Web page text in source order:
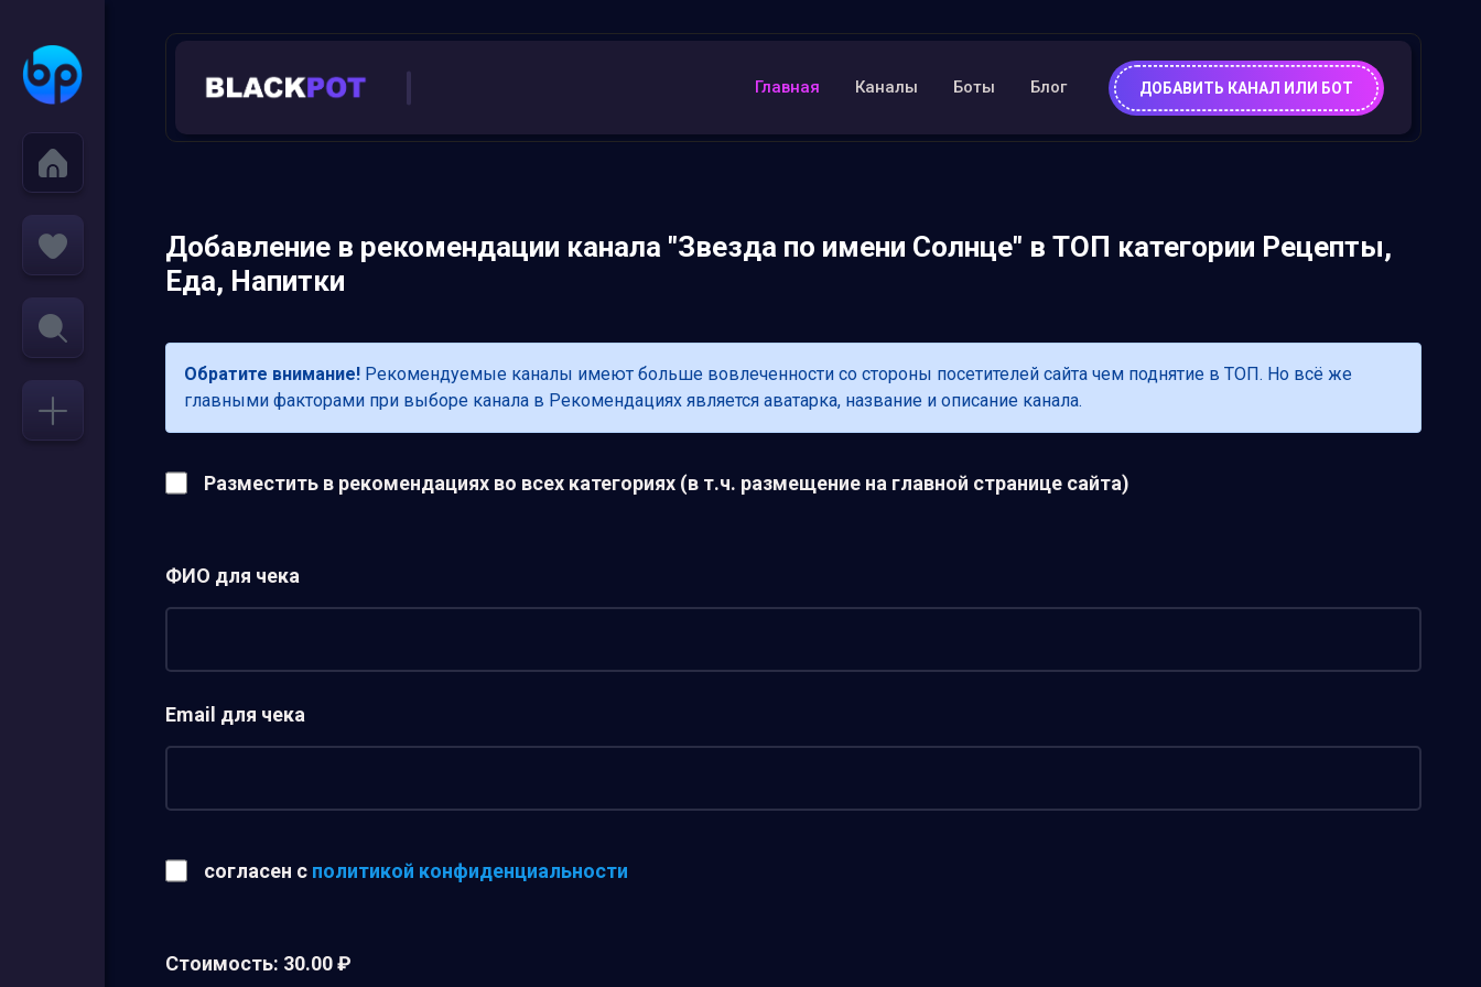
Главная Каналы Боты Блог ДОБАВИТЬ КАНАЛ ИЛИ БОТ
Добавление в рекомендации канала "Звезда по имени Солнце" в ТОП категории Рецепты,
Еда, Напитки
Обратите внимание!Рекомендуемые каналы имеют больше вовлеченности со стороны посетителей сайта чем поднятие в ТОП. Но всё же
главными факторами при выборе канала в Рекомендациях является аватарка, название и описание канала.
Разместить в рекомендациях во всех категориях (в т.ч. размещение на главной странице сайта)
ФИО для чека
Email для чека
согласен с политикой конфиденциальности
Стоимость: 30.00 ₽